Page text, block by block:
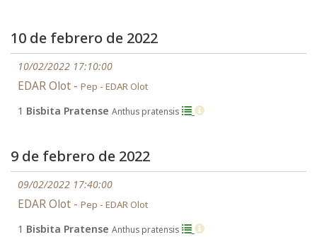
10 de febrero de 2022
10/02/2022 17:10:00
EDAR Olot - Pep - EDAR Olot
1 Bisbita Pratense Anthus pratensis
9 de febrero de 2022
09/02/2022 17:40:00
EDAR Olot - Pep - EDAR Olot
1 Bisbita Pratense Anthus pratensis